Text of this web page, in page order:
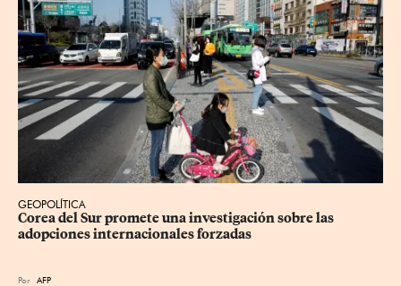
GEOPOLÍTICA
Corea del Sur promete una investigación sobre las
adopciones internacionales forzadas
Por AFP